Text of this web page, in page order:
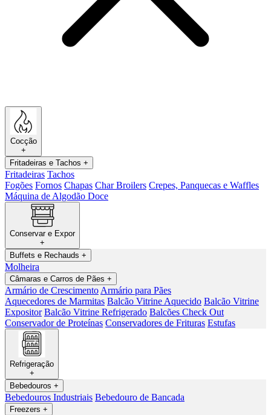
Cocção
+
Fritadeiras e Tachos +
Fritadeiras Tachos
Fogões Fornos Chapas Char Broilers Crepes, Panquecas e Waffles
Máquina de Algodão Doce
Conservar e Expor
+
Buffets e Rechauds +
Molheira
Câmaras e Carros de Pães +
Armário de Crescimento Armário para Pães
Aquecedores de Marmitas Balcão Vitrine Aquecido Balcão Vitrine
Expositor Balcão Vitrine Refrigerado Balcões Check Out
Conservador de Proteínas Conservadores de Frituras Estufas
Refrigeração
+
Bebedouros +
Bebedouros Industriais Bebedouro de Bancada
Freezers +